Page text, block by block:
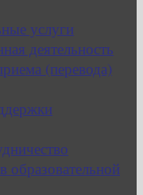
услуги
деятельность
(перевода)
образовательной